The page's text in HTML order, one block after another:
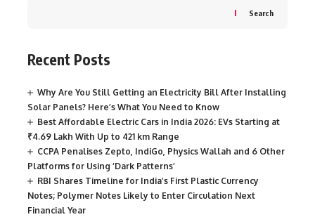
Search
Recent Posts
Why Are You Still Getting an Electricity Bill After Installing
Solar Panels? Here’s What You Need to Know
Best Affordable Electric Cars in India 2026: EVs Starting at
₹4.69 Lakh With Up to 421 km Range
CCPA Penalises Zepto, IndiGo, Physics Wallah and 6 Other
Platforms for Using ‘Dark Patterns’
RBI Shares Timeline for India’s First Plastic Currency
Notes; Polymer Notes Likely to Enter Circulation Next
Financial Year